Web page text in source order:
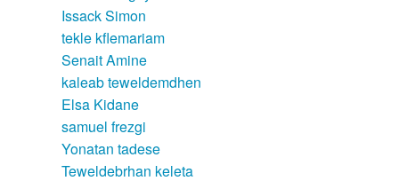
Issack Simon
tekle kflemariam
Senait Amine
kaleab teweldemdhen
Elsa Kidane
samuel frezgi
Yonatan tadese
Teweldebrhan keleta